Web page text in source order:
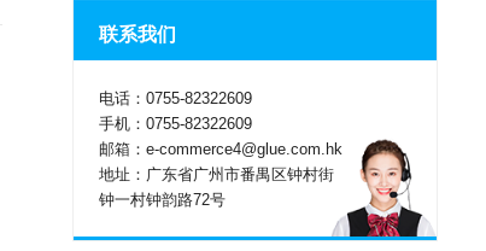
联系我们
电话：0755-82322609
手机：0755-82322609
邮箱：e-commerce4@glue.com.hk
地址：广东省广州市番禺区钟村街
钟一村钟韵路72号